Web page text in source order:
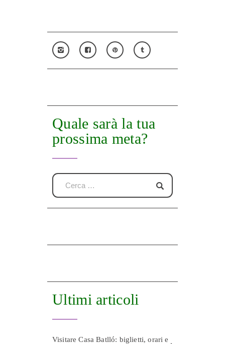
Quale sarà la tua
prossima meta?
Ultimi articoli
Visitare Casa Batlló: biglietti, orari e